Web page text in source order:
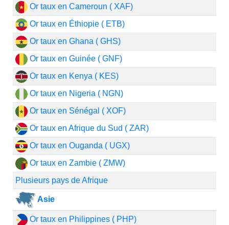
Or taux en Cameroun ( XAF)
Or taux en Éthiopie ( ETB)
Or taux en Ghana ( GHS)
Or taux en Guinée ( GNF)
Or taux en Kenya ( KES)
Or taux en Nigeria ( NGN)
Or taux en Sénégal ( XOF)
Or taux en Afrique du Sud ( ZAR)
Or taux en Ouganda ( UGX)
Or taux en Zambie ( ZMW)
Plusieurs pays de Afrique
Asie
Or taux en Philippines ( PHP)